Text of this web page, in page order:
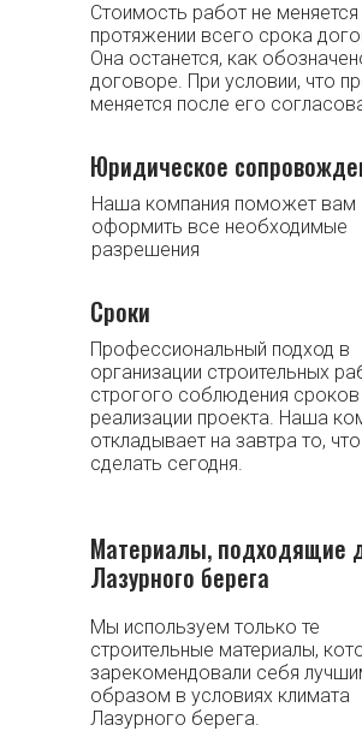
Стоимость работ не меняется
протяжении всего срока
Она останется, как
договоре. При условии, что
меняется после его
Юридическое
Наша компания поможет вам
оформить все необходимые
разрешения
Сроки
Профессиональный подход в
организации строительных
строгого соблюдения сроков
реализации проекта. Наша
откладывает на завтра то,
сделать сегодня.
Материалы, подходящие
Лазурного берега
Мы используем только те
строительные материалы,
зарекомендовали себя
образом в условиях климата
Лазурного берега.